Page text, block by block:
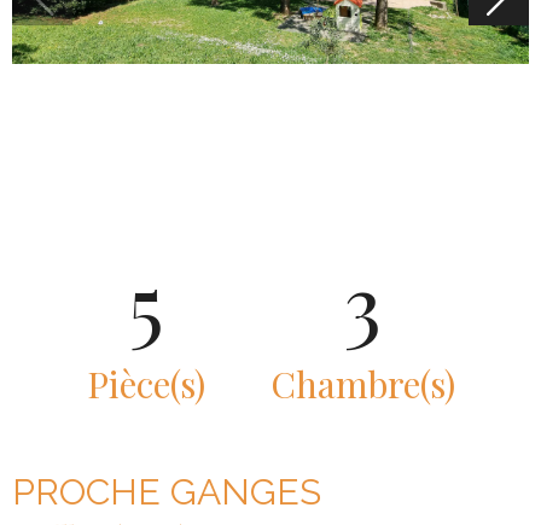
5
Pièce(s)
3
Chambre(s)
PROCHE GANGES